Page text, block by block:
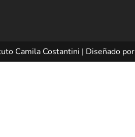
Camila Costantini | Diseñado por